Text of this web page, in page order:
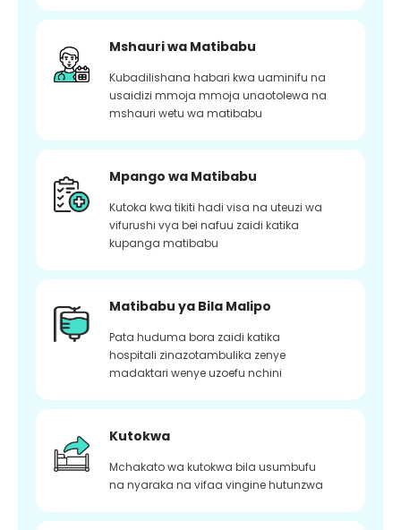
Mshauri wa Matibabu
Kubadilishana habari kwa uaminifu na
usaidizi mmoja mmoja unaotolewa na
mshauri wetu wa matibabu
Mpango wa Matibabu
Kutoka kwa tikiti hadi visa na uteuzi wa
vifurushi vya bei nafuu zaidi katika
kupanga matibabu
Matibabu ya Bila Malipo
Pata huduma bora zaidi katika
hospitali zinazotambulika zenye
madaktari wenye uzoefu nchini
Kutokwa
Mchakato wa kutokwa bila usumbufu
na nyaraka na vifaa vingine hutunzwa